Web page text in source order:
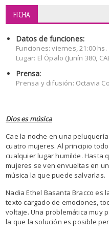
FICHA
Datos de funciones:
Funciones: viernes, 21:00 hs.
Lugar: El Ópalo (Junín 380,
Prensa:
Prensa y difusión: Octavia
Dios es música
Cae la noche en una
cuatro mujeres. Al principio
cualquier lugar humilde. Hasta
mujeres se ven envueltas en
música la que puede salvarlas.
Nadia Ethel Basanta Bracco es
texto cargado de emociones,
voltaje. Una problemática muy
la que la solución es posible